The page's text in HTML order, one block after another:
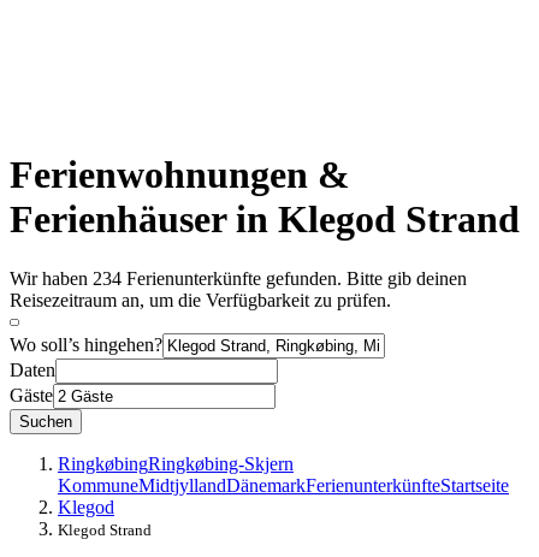
Ferienwohnungen &
Ferienhäuser in Klegod Strand
Wir haben 234 Ferienunterkünfte gefunden. Bitte gib deinen
Reisezeitraum an, um die Verfügbarkeit zu prüfen.
Wo soll’s hingehen?
Daten
Gäste
Suchen
RingkøbingRingkøbing-Skjern
KommuneMidtjyllandDänemarkFerienunterkünfteStartseite
Klegod
Klegod Strand